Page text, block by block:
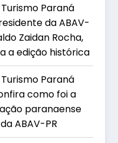
Paraná
da ABAV-
Zaidan Rocha,
a edição histórica
Paraná
como foi a
paranaense
ABAV-PR